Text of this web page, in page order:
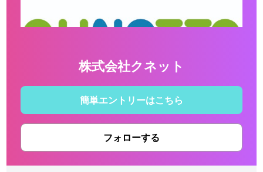
株式会社クネット
簡単エントリーはこちら
フォローする